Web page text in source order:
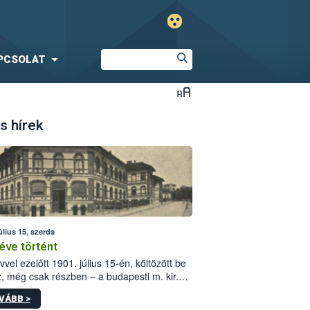
hírek
15, szerda
történt
ezelőtt 1901. július 15-én, költözött be
még csak részben – a budapesti m. kir.
állomás a Kis Rókus utca
alatti, Czigler Győző által tervezett új
>